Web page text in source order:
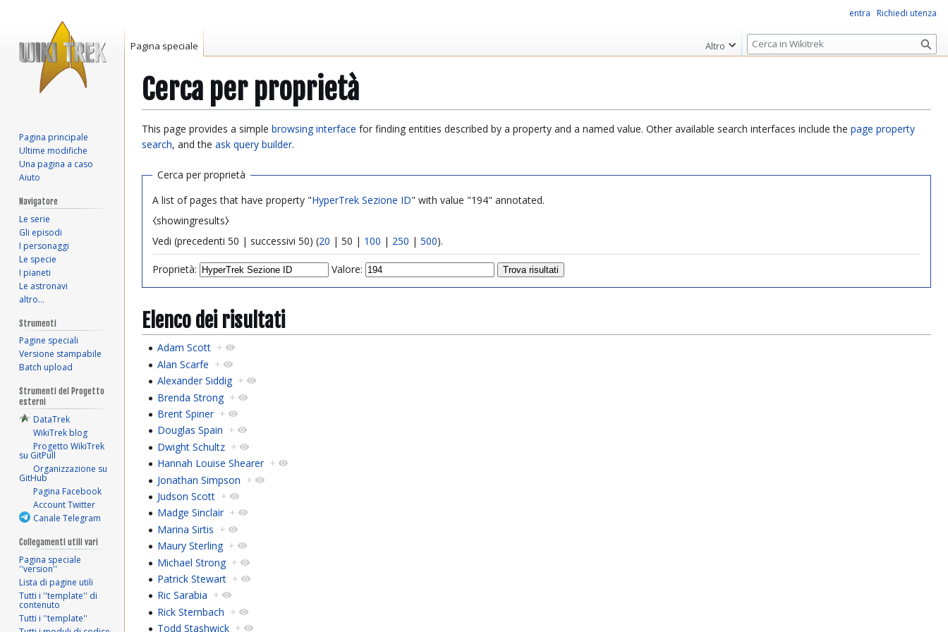
Cerca per proprietà
Vai
alla
Vai
alla
This page provides a simple browsing interface for finding entities described by a property and a named value. Other available search interfaces include the page property
search, and the ask query builder.
Cerca per proprietà
A list of pages that have property "HyperTrek Sezione ID" with value "194" annotated.
⧼showingresults⧽
Vedi (precedenti 50 | successivi 50) (20 | 50 | 100 | 250 | 500).
Proprietà: Valore:
Elenco dei risultati
Adam Scott +
Alan Scarfe +
Alexander Siddig +
Brenda Strong +
Brent Spiner +
Douglas Spain +
Dwight Schultz +
Hannah Louise Shearer +
Jonathan Simpson +
Judson Scott +
Madge Sinclair +
Marina Sirtis +
Maury Sterling +
Michael Strong +
Patrick Stewart +
Ric Sarabia +
Rick Sternbach +
Todd Stashwick +
entra Richiedi utenza
Pagina speciale Altro
R
i
r
c
Pagina principale
Ultime modifiche
Una pagina a caso
Aiuto
Navigatore
Le serie
Gli episodi
I personaggi
Le specie
I pianeti
Le astronavi
altro…
Strumenti
Pagine speciali
Versione stampabile
Batch upload
Strumenti del Progetto
esterni
DataTrek
WikiTrek blog
Progetto WikiTrek
su GitPull
Organizzazione su
GitHub
Pagina Facebook
Account Twitter
Canale Telegram
Collegamenti utili vari
Pagina speciale
''version''
Lista di pagine utili
Tutti i ''template'' di
contenuto
Tutti i ''template''